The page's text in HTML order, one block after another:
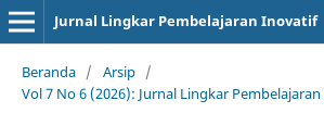
Jurnal Lingkar Pembelajaran Inovatif
Beranda / Arsip /
Vol 7 No 6 (2026): Jurnal Lingkar